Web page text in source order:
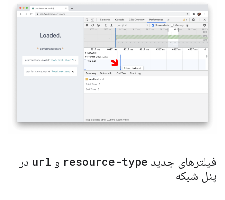
فیلترهای جدید resource-type و url در
پنل شبکه